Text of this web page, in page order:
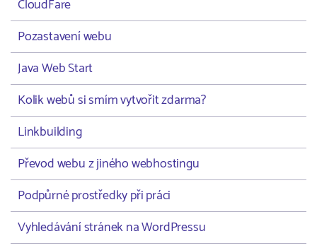
CloudFare
Pozastavení webu
Java Web Start
Kolik webů si smím vytvořit zdarma?
Linkbuilding
Převod webu z jiného webhostingu
Podpůrné prostředky při práci
Vyhledávání stránek na WordPressu